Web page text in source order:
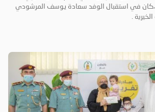
،كان في استقبال الوفد سعادة يوسف المرشودي
.